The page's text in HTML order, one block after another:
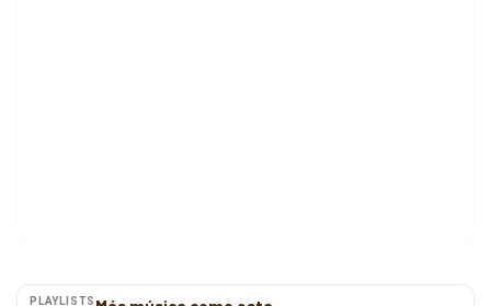
PLAYLISTS